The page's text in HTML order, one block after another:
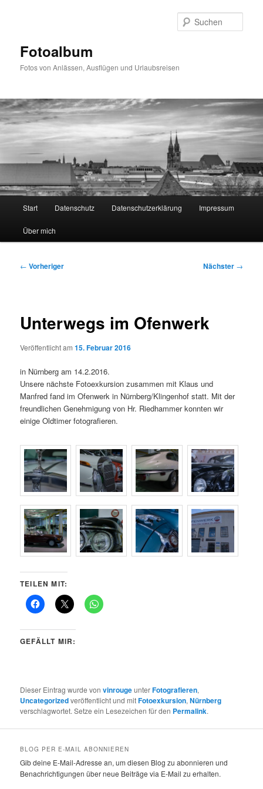
Fotoalbum
Fotos von Anlässen, Ausflügen und Urlaubsreisen
Start Datenschutz Datenschutzerklärung Impressum
Über mich
Beitragsnavigation
← Vorheriger Nächster →
Unterwegs im Ofenwerk
Veröffentlicht am15. Februar 2016
in Nürnberg am 14.2.2016.
Unsere nächste Fotoexkursion zusammen mit Klaus und
Manfred fand im Ofenwerk in Nürnberg/Klingenhof statt. Mit der
freundlichen Genehmigung von Hr. Riedhammer konnten wir
einige Oldtimer fotografieren.
TEILEN MIT:
GEFÄLLT MIR:
Dieser Eintrag wurde vonvinrougeunterFotografieren,
Uncategorizedveröffentlicht und mitFotoexkursion,Nürnberg
verschlagwortet. Setze ein Lesezeichen für den Permalink.
BLOG PER E-MAIL ABONNIEREN
Gib deine E-Mail-Adresse an, um diesen Blog zu abonnieren und
Benachrichtigungen über neue Beiträge via E-Mail zu erhalten.